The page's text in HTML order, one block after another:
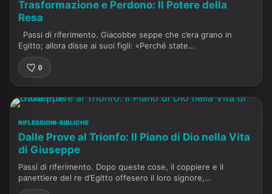
Trasformazione e Perdono: Il Potere della
Resa
Passi di riferimento. Giacobbe seppe che c’era grano in
Egitto; allora disse ai suoi figli: «Perché state…
0
RIFLESSIONI-BIBLICHE
Dalle Prove al Trionfo: Il Piano di Dio nella Vita
di Giuseppe
Passi di riferimento. Dopo queste cose, il coppiere e il
panettiere del re d’Egitto offesero il loro signore,…